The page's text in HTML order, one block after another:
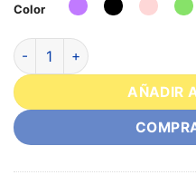
Color
AÑADIR